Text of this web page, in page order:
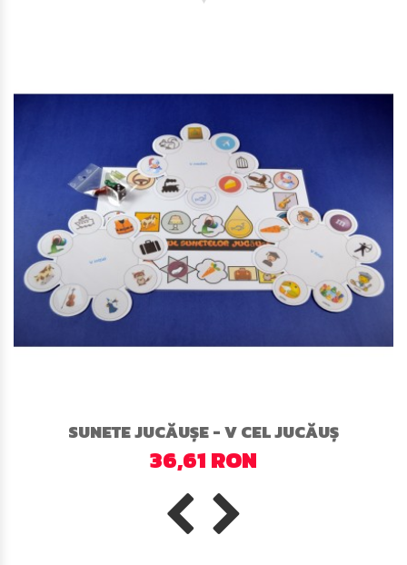
SUNETE JUCĂUȘE - V CEL JUCĂUȘ
36,61 RON